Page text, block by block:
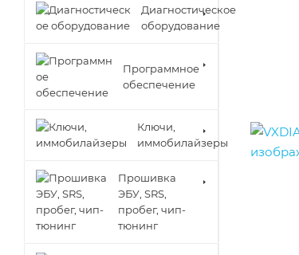
Диагностическое
оборудование
Программное
обеспечение
Ключи,
иммобилайзеры
Прошивка
ЭБУ, SRS,
пробег, чип-
тюнинг